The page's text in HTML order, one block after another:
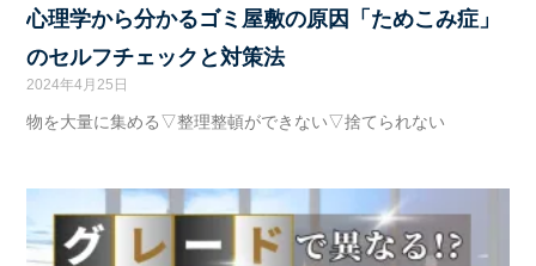
心理学から分かるゴミ屋敷の原因「ためこみ症」
のセルフチェックと対策法
2024年4月25日
物を大量に集める▽整理整頓ができない▽捨てられない